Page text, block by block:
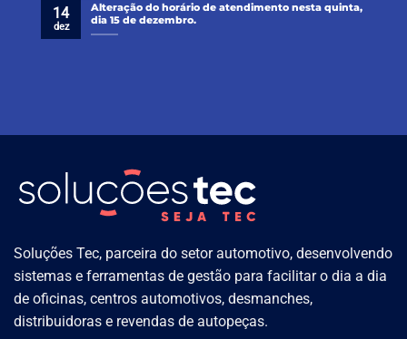
Alteração do horário de atendimento nesta quinta,
dia 15 de dezembro.
14
dez
Soluções Tec, parceira do setor automotivo, desenvolvendo
sistemas e ferramentas de gestão para facilitar o dia a dia
de oficinas, centros automotivos, desmanches,
distribuidoras e revendas de autopeças.